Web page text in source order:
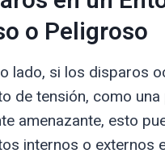
o Peligroso
lado, si los disparos
de tensión, como una
amenazante, esto
internos o externos